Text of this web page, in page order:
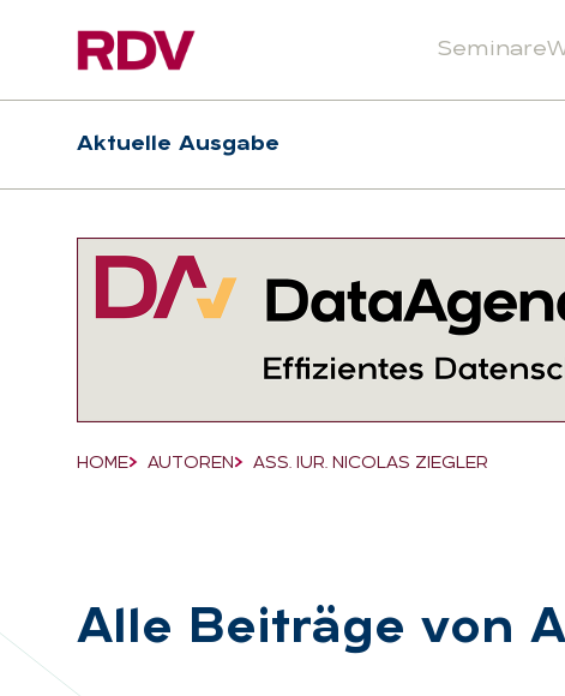
Suchfeld
Seminare
Hauptnavigation
Aktuelle Ausgabe
Breadcrumb-Navigation
HOME AUTOREN ASS. IUR. NICOLAS ZIEGLER
Alle Bei­trä­ge von